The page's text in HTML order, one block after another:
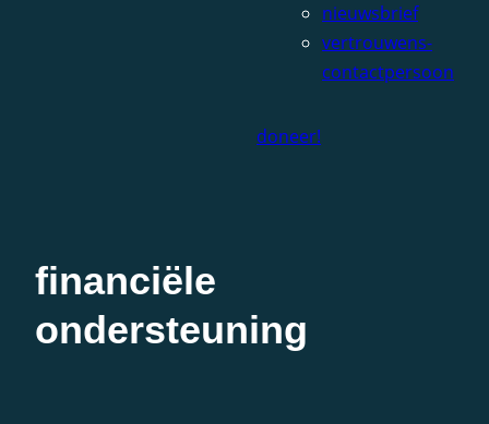
nieuwsbrief
vertrouwens-
contactpersoon
doneer!
financiële
ondersteuning